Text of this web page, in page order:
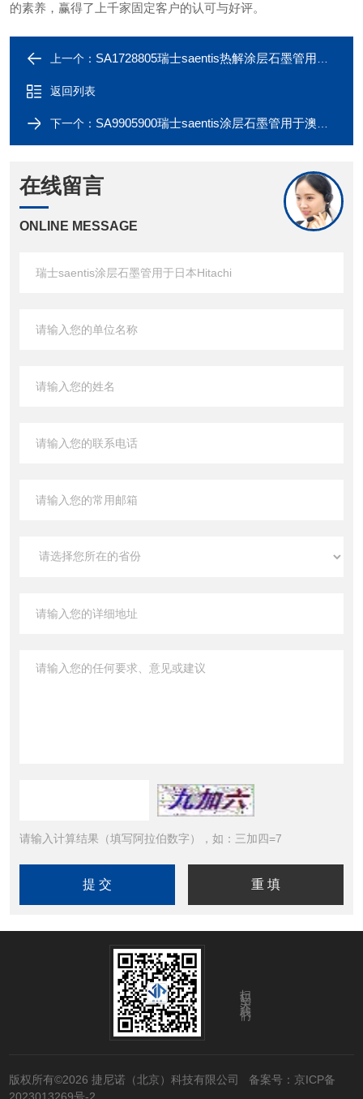
的素养，赢得了上千家固定客户的认可与好评。
上一个： SA1728805瑞士saentis热解涂层石墨管用于日本Hitachi
返回列表
下一个： SA9905900瑞士saentis涂层石墨管用于澳大利亚Gbc
在线留言
ONLINE MESSAGE
请输入计算结果（填写阿拉伯数字），如：三加四=7
扫码关注我们
版权所有©2026 捷尼诺（北京）科技有限公司 备案号：京ICP备